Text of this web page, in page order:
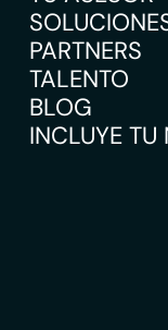
PARTNERS
TALENTO
BLOG
INCLUYE